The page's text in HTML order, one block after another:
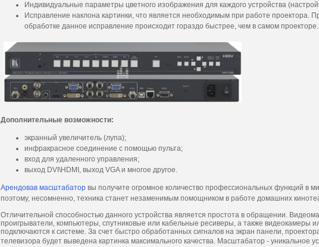
Индивидуальные параметры цветного изображения для каждого устройства
Исправление наклона картинки, что является необходимым при работе проектора.
обработке данное исправление происходит гораздо быстрее, чем в самом проекторе.
Дополнительные возможности:
экранный увеличитель (лупа);
инфракрасное соединение с помощью пульта;
вход для удаленного управления;
выход DVI\HDMI, выход VGA и многое другое.
Арендовав масштабатор вы получите огромное количество профессиональных функций в
поэтому, несомненно, техника станет незаменимым помощником в работе домашних
Отличительной способностью данного устройства является простота в обращении.
проигрыватели, компьютеры, спутниковые или кабельные ресиверы, а также видеокамеры
подключаются к системе. За счет быстро обработанных сигналов на экран панели,
телевизора будет выведена картинка максимального качества. Масштабатор - уникальное